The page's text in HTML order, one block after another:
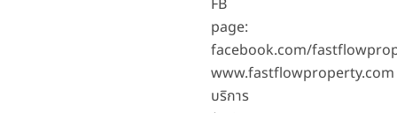
FB
page:
facebook.com/
www.fastflowproperty.com
บริการ